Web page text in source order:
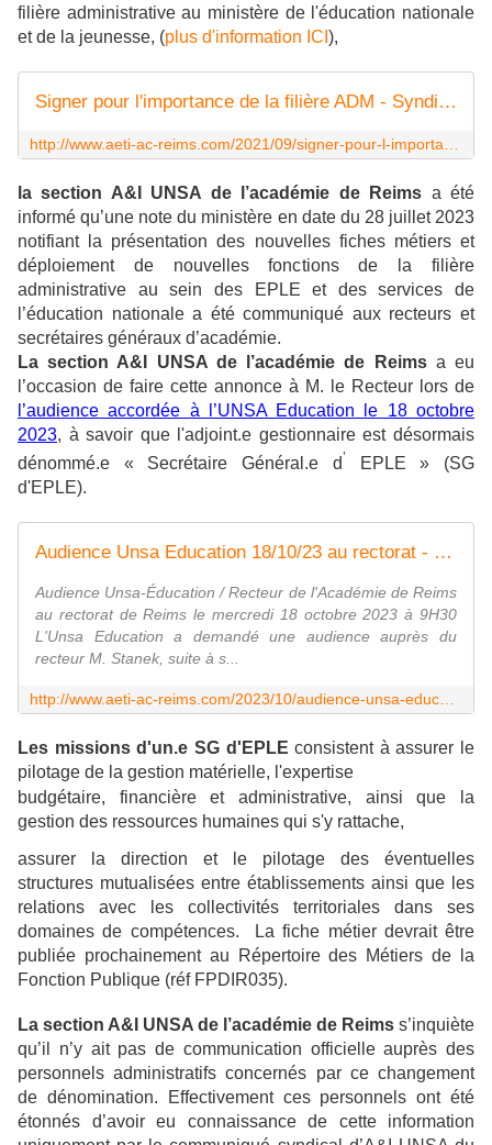
filière administrative au ministère de l'éducation nationale
et de la jeunesse, (plus d'information ICI ),
Signer pour l'importance de la filière ADM - Syndicat AetI-UNSA Académie Reims
la section A&I UNSA de l’académie de Reims a été
informé qu’une note du ministère en date du 28 juillet 2023
notifiant la présentation des nouvelles fiches métiers et
déploiement de nouvelles fonctions de la filière
administrative au sein des EPLE et des services de
l’éducation nationale a été communiqué aux recteurs et
secrétaires généraux d’académie.
La section A&I UNSA de l’académie de Reimsa eu
l’occasion de faire cette annonce à M. le Recteur lors de
l’audience accordée à l’UNSA Education le 18 octobre
2023, à savoir que l'adjoint.e gestionnaire est désormais
dénommé.e « Secrétaire Général.e d’
EPLE » (SG
d'EPLE).
Audience Unsa Education 18/10/23 au rectorat - Syndicat AetI-UNSA Académie Reims
Audience Unsa-Éducation / Recteur de l'Académie de Reims
au rectorat de Reims le mercredi 18 octobre 2023 à 9H30
L'Unsa Education a demandé une audience auprès du
recteur M. Stanek, suite à s...
Les missions d'un.e SG d'EPLE consistent à assurer le
pilotage de la gestion matérielle, l'expertise
budgétaire, financière et administrative, ainsi que la
gestion des ressources humaines qui s'y rattache,
assurer la direction et le pilotage des éventuelles
structures mutualisées entre établissements ainsi que les
relations avec les collectivités territoriales dans ses
domaines de compétences. La fiche métier devrait être
publiée prochainement au Répertoire des Métiers de la
Fonction Publique (réf FPDIR035).
La section A&I UNSA de l’académie de Reims s’inquiète
qu’il n’y ait pas de communication officielle auprès des
personnels administratifs concernés par ce changement
de dénomination. Effectivement ces personnels ont été
étonnés d’avoir eu connaissance de cette information